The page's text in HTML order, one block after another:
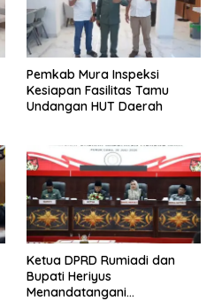
Pemkab Mura Inspeksi
Kesiapan Fasilitas Tamu
Undangan HUT Daerah
Ketua DPRD Rumiadi dan
Bupati Heriyus
Menandatangani